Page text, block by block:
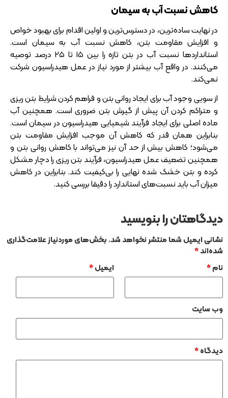
کاهش نسبت آب به سیمان
در نهایت ساده‌ترین، در دسترس‌ترین و اولین اقدام برای بهبود خواص
و افزایش مقاومت بتن، کاهش نسبت آب به سیمان است.
استانداردها نسبت آب در بتن تازه را بین 15 تا 25 درصد توصیه
می‌کنند. در واقع آب بیشتر از مورد نیاز در عمل هیدراسیون شرکت
نمی‌کند.
از سویی وجود آب برای ایجاد روانی بتن و فراهم کردن شرایط بتن ریزی
و متراکم کردن آن پیش از گیرش بتن ضروری است. همچنین آب
ماده اصلی برای ایجاد فرآیند شیمیایی هیدراسیون در سیمان است.
بنابراین همان‌ قدر که کاهش آن موجب افزایش مقاومت بتن
می‌شود؛ کاهش بیش از حد آن نیز می‌تواند با کاهش روانی بتن و
همچنین تضعیف عمل هیدراسیون، فرآیند بتن ریزی را دچار مشکل
کرده و بتن خشک شده نهایی را بی‌کیفیت کند. بنابراین در کاهش
میزان آب باید نسبت‌های استاندارد را دقیقا بررسی کنید.
دیدگاهتان را بنویسید
نشانی ایمیل شما منتشر نخواهد شد.بخش‌های موردنیاز علامت‌گذاری
شده‌اند*
دیدگاه*
نام* ایمیل*
وب‌ سایت